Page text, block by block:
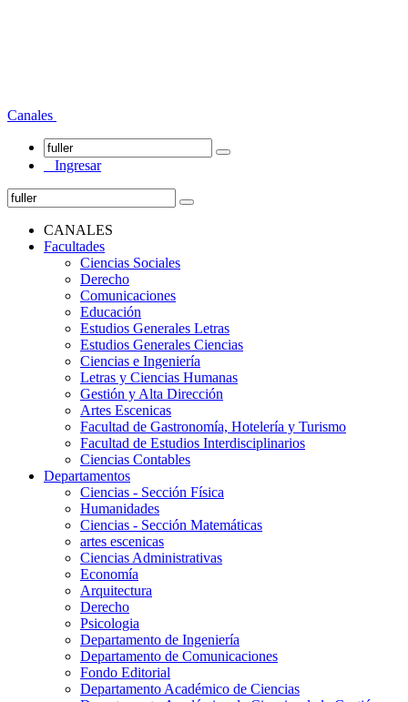
Canales
Ingresar
CANALES
Facultades
Ciencias Sociales
Derecho
Comunicaciones
Educación
Estudios Generales Letras
Estudios Generales Ciencias
Ciencias e Ingeniería
Letras y Ciencias Humanas
Gestión y Alta Dirección
Artes Escenicas
Facultad de Gastronomía, Hotelería y Turismo
Facultad de Estudios Interdisciplinarios
Ciencias Contables
Departamentos
Ciencias - Sección Física
Humanidades
Ciencias - Sección Matemáticas
artes escenicas
Ciencias Administrativas
Economía
Arquitectura
Derecho
Psicologia
Departamento de Ingeniería
Departamento de Comunicaciones
Fondo Editorial
Departamento Académico de Ciencias